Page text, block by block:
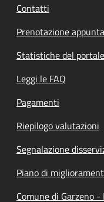
Contatti
Prenotazione
Statistiche del portale
Leggi le FAQ
Pagamenti
Riepilogo valutazioni
Segnalazione
Piano di
Comune di Garzeno